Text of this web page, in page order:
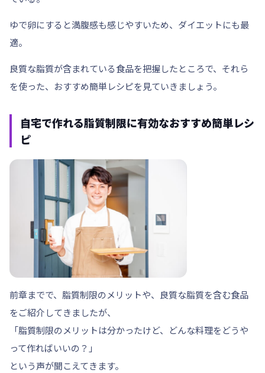
ゆで卵にすると満腹感も感じやすいため、ダイエットにも最
適。
良質な脂質が含まれている食品を把握したところで、それら
を使った、おすすめ簡単レシピを見ていきましょう。
自宅で作れる脂質制限に有効なおすすめ簡単レシ
ピ
前章までで、 脂質制限のメリットや、 良質な脂質を含む食品
をご紹介してきましたが、
「脂質制限のメリットは分かったけど、どんな料理をどうや
って作ればいいの？」
という声が聞こえてきます。